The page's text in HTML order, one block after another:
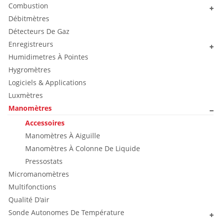
Combustion
Débitmètres
Détecteurs De Gaz
Enregistreurs
Humidimetres À Pointes
Hygromètres
Logiciels & Applications
Luxmètres
Manomètres
Accessoires
Manomètres À Aiguille
Manomètres À Colonne De Liquide
Pressostats
Micromanomètres
Multifonctions
Qualité D'air
Sonde Autonomes De Température